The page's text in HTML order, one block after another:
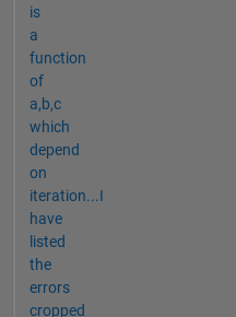
is
a
function
of
a,b,c
which
depend
on
iteration...I
have
listed
the
errors
cropped